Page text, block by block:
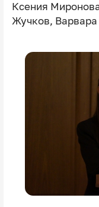
Ксения
Жучков,